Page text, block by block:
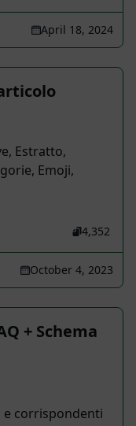
April 18, 2024
Estratto,
Emoji,
4,352
October 4, 2023
+ Schema
e corrispondenti